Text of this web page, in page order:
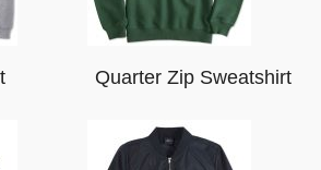
Quarter Zip Sweatshirt